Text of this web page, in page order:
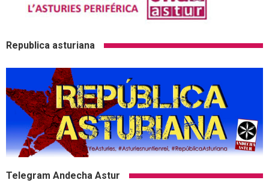
Republica asturiana
Telegram Andecha Astur